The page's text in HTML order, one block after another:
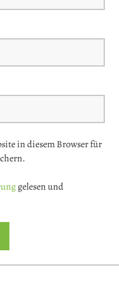
in diesem Browser für
gelesen und